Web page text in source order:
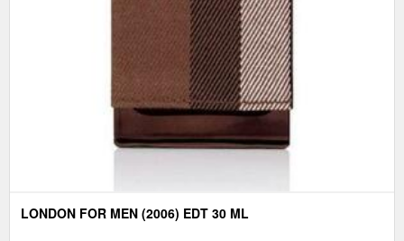
LONDON FOR MEN (2006) EDT 30 ML